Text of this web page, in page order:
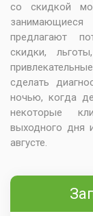
со скидкой
предлагают
скидки,
сделать
ночью, когда
некоторые
выходного дня
августе.